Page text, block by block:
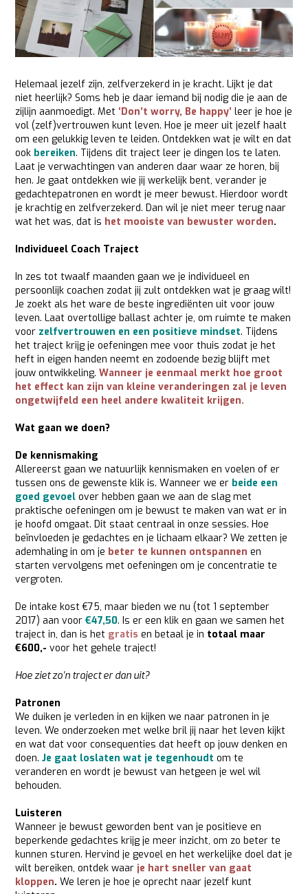
Helemaal jezelf zijn, zelfverzekerd in je kracht. Lijkt je dat
niet heerlijk? Soms heb je daar iemand bij nodig die je aan de
zijlijn aanmoedigt. Met ‘Don’t worry, Be happy’ leer je hoe je
vol (zelf)vertrouwen kunt leven. Hoe je meer uit jezelf haalt
om een gelukkig leven te leiden. Ontdekken wat je wilt en dat
ook bereiken. Tijdens dit traject leer je dingen los te laten.
Laat je verwachtingen van anderen daar waar ze horen, bij
hen. Je gaat ontdekken wie jij werkelijk bent, verander je
gedachtepatronen en wordt je meer bewust. Hierdoor wordt
je krachtig en zelfverzekerd. Dan wil je niet meer terug naar
wat het was, dat is het mooiste van bewuster worden.
Individueel Coach Traject
In zes tot twaalf maanden gaan we je individueel en
persoonlijk coachen zodat jij zult ontdekken wat je graag wilt!
Je zoekt als het ware de beste ingrediënten uit voor jouw
leven. Laat overtollige ballast achter je, om ruimte te maken
voor zelfvertrouwen en een positieve mindset. Tijdens
het traject krijg je oefeningen mee voor thuis zodat je het
heft in eigen handen neemt en zodoende bezig blijft met
jouw ontwikkeling.Wanneer je eenmaal merkt hoe groot
het effect kan zijn van kleine veranderingen zal je leven
ongetwijfeld een heel andere kwaliteit krijgen.
Wat gaan we doen?
De kennismaking
Allereerst gaan we natuurlijk kennismaken en voelen of er
tussen ons de gewenste klik is. Wanneer we er beide een
goed gevoel over hebben gaan we aan de slag met
praktische oefeningen om je bewust te maken van wat er in
je hoofd omgaat. Dit staat centraal in onze sessies. Hoe
beïnvloeden je gedachtes en je lichaam elkaar? We zetten je
ademhaling in om je beter te kunnen ontspannen en
starten vervolgens met oefeningen om je concentratie te
vergroten.
De intake kost €75, maar bieden we nu (tot 1 september
2017) aan voor€47,50. Is er een klik en gaan we samen het
traject in, dan is het gratis en betaal je in totaal maar
€600,- voor het gehele traject!
Hoe ziet zo’n traject er dan uit?
Patronen
We duiken je verleden in en kijken we naar patronen in je
leven. We onderzoeken met welke bril jij naar het leven kijkt
en wat dat voor consequenties dat heeft op jouw denken en
doen. Je gaat loslaten wat je tegenhoudtom te
veranderen en wordt je bewust van hetgeen je wel wil
behouden.
Luisteren
Wanneer je bewust geworden bent van je positieve en
beperkende gedachtes krijg je meer inzicht, om zo beter te
kunnen sturen. Hervind je gevoel en het werkelijke doel dat je
wilt bereiken, ontdek waar je hart sneller van gaat
kloppen.We leren je hoe je oprecht naar jezelf kunt